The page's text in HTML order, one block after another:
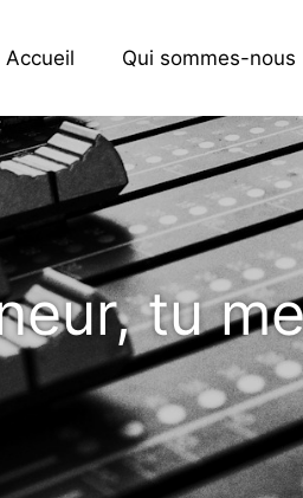
Accueil Qui sommes-nous
tu